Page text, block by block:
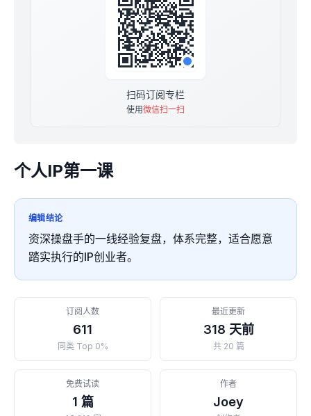
扫码订阅专栏
使用微信扫一扫
个人IP第一课
编辑结论
资深操盘手的一线经验复盘，体系完整，适合愿意
踏实执行的IP创业者。
订阅人数
611
同类 Top 0%
最近更新
318 天前
共 20 篇
免费试读
1 篇
作者
Joey